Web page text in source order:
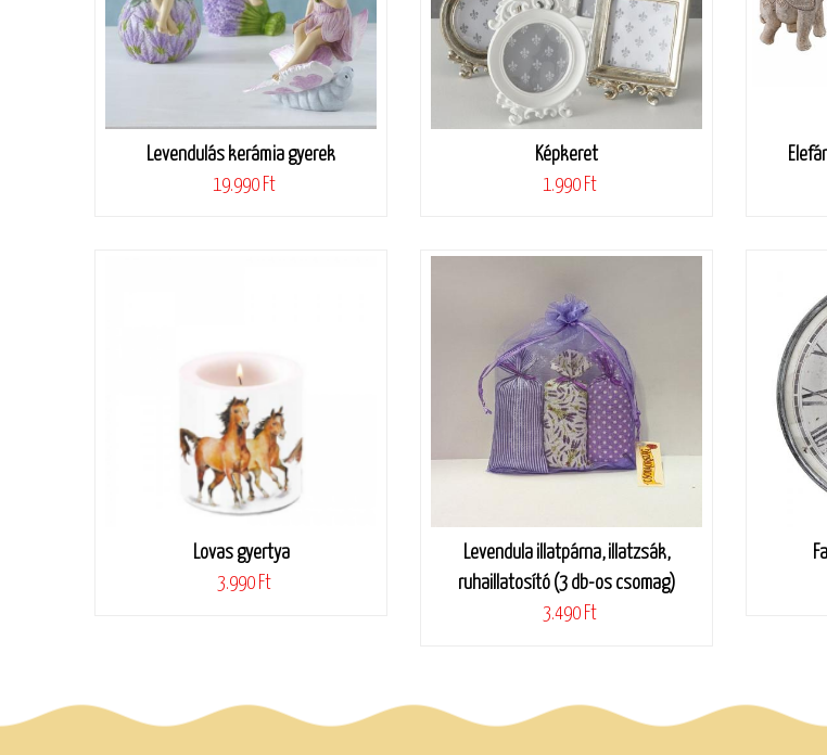
Levendulás kerámia gyerek
19.990 Ft
Képkeret
1.990 Ft
Lovas gyertya
3.990 Ft
Levendula illatpárna, illatzsák,
ruhaillatosító (3 db-os csomag)
3.490 Ft